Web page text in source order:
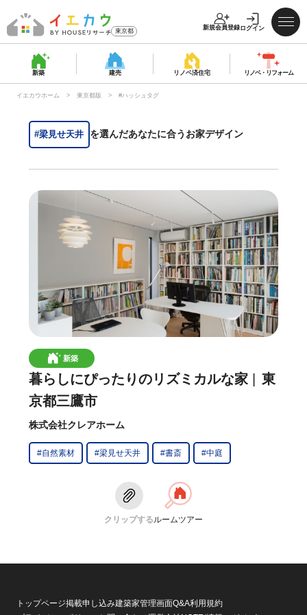
東京都 新規会員登録ログイン
新築 建売 リノベ済住宅 リノベ・ リフォーム
イエカウホーム 東京都版 #ハッシュタグ
#梁見せ天井 を選んだあなたに合うお家デザイン
新築
暮らしにぴったりのリズミカルな家
東
京都三鷹市
株式会社クレアホーム
#自然素材 #梁見せ天井 #書斎 #中庭
クリップする ルームツアー
トップページ掲載申し込み建築家管理画面Q&A利用規約